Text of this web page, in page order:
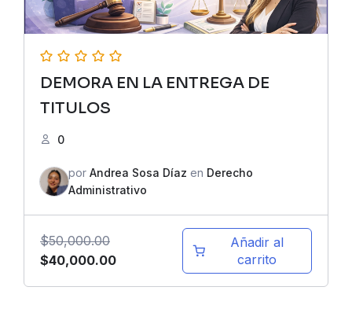
DEMORA EN LA ENTREGA DE
TITULOS
0
por Andrea Sosa Díaz en Derecho
Administrativo
$50,000.00
El
$40,000.00El
Añadir al
carrito